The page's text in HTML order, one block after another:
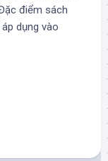
điểm sách
dụng vào